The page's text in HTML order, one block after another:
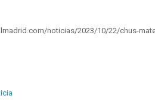
noticias/2023/10/22/chus-